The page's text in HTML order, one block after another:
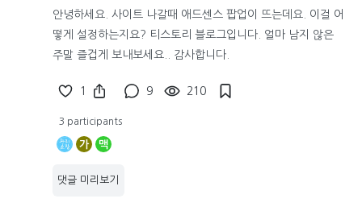
안녕하세요. 사이트 나갈때 애드센스 팝업이 뜨는데요. 이걸 어
떻게 설정하는지요? 티스토리 블로그입니다. 얼마 남지 않은
주말 즐겁게 보내보세요.. 감사합니다.
1 9 210
3 participants
가 맥
댓글 미리보기